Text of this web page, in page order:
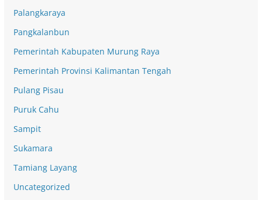
Palangkaraya
Pangkalanbun
Pemerintah Kabupaten Murung Raya
Pemerintah Provinsi Kalimantan Tengah
Pulang Pisau
Puruk Cahu
Sampit
Sukamara
Tamiang Layang
Uncategorized